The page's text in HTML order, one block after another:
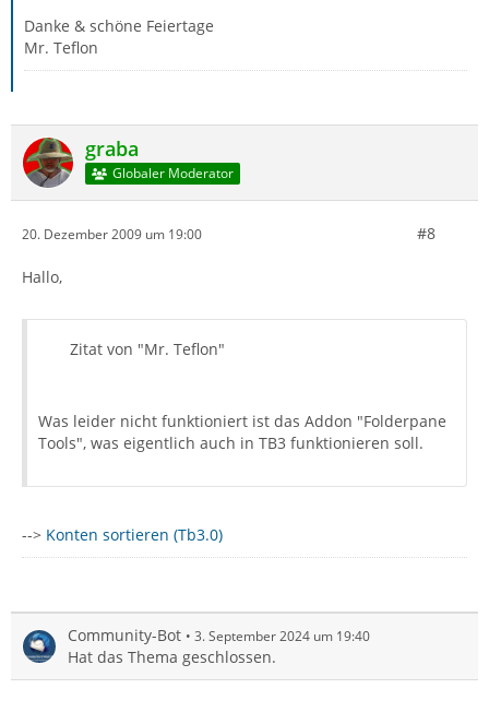
Danke & schöne Feiertage
Mr. Teflon
graba
Globaler Moderator
20. Dezember 2009 um 19:00 #8
Hallo,
Zitat von "Mr. Teflon"
Was leider nicht funktioniert ist das Addon "Folderpane
Tools", was eigentlich auch in TB3 funktionieren soll.
--> Konten sortieren (Tb3.0)
Community-Bot 3. September 2024 um 19:40
Hat das Thema geschlossen.